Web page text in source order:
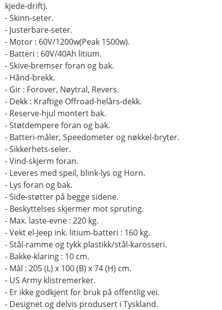
kjede-drift).
- Skinn-seter.
- Justerbare-seter.
- Motor : 60V/1200w(Peak 1500w).
- Batteri : 60V/40Ah litium.
- Skive-bremser foran og bak.
- Hånd-brekk.
- Gir : Forover, Nøytral, Revers.
- Dekk : Kraftige Offroad-helårs-dekk.
- Reserve-hjul montert bak.
- Støtdempere foran og bak.
- Batteri-måler, Speedometer og nøkkel-bryter.
- Sikkerhets-seler.
- Vind-skjerm foran.
- Leveres med speil, blink-lys og Horn.
- Lys foran og bak.
- Side-støtter på begge sidene.
- Beskyttelses skjermer mot spruting.
- Max. laste-evne : 220 kg.
- Vekt el-Jeep ink. litium-batteri : 160 kg.
- Stål-ramme og tykk plastikk/stål-karosseri.
- Bakke-klaring : 10 cm.
- Mål : 205 (L) x 100 (B) x 74 (H) cm.
- US Army klistremerker.
- Er ikke godkjent for bruk på offentlig vei.
- Designet og delvis produsert i Tyskland.